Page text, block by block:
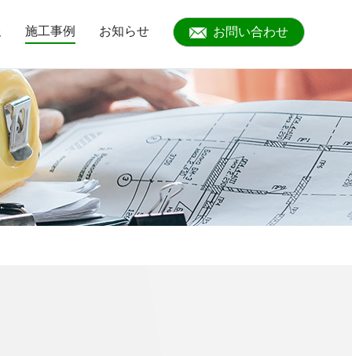
施工事例 お知らせ お問い合わせ